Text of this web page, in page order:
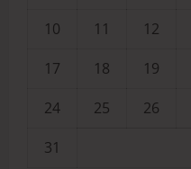
10
11 12
17
18 19
24
25 26
31